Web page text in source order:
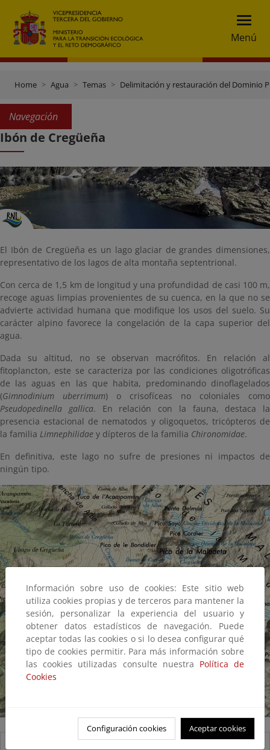
Menú
Home Agua Temas Delimitación y restauración del Dominio
Navegación
Ibón de Cregüeña
El Ibón de Cregüeña es un lago glaciar de grandes dimensiones,
representativo de los lagos de alta montaña septentrional.
Con cerca de 1,5 km de longitud y una profundidad de casi 100 m,
recoge aguas limpias provenientes de su cuenca, en la que no se
advierte actividad humana que modifique los usos del suelo. Su
carácter alpino favorece la congelación de la capa superior del
agua.
Dada su altitud, no se observan macrófitos. En relación al
fitoplancton, este se caracteriza por las condiciones oligotróficas
de las aguas en las que habita, predominando dinoflagelados
(Gimnodinium uberrimum) o crisofíceas no coloniales como
Pseudopedinella gallica. En relación con la fauna, destaca la
presencia estacional de nematodos y oligoquetos, tricópteros de
la familia Limnephilidae y dípteros de la familia Chironomidae.
En definitiva, este lago no sufre de presiones ni impactos de
ningún tipo.
Ibón de Cregüeña
Información sobre uso de cookies: Este sitio web
utiliza cookies propias y de terceros para mantener la
sesión, personalizar la experiencia del usuario y
obtener datos estadísticos de navegación. Puede
aceptar todas las cookies o si lo desea configurar qué
tipo de cookies permitir. Para más información sobre
las cookies utilizadas consulte nuestra Política de
Cookies
Configuración cookies Aceptar cookies